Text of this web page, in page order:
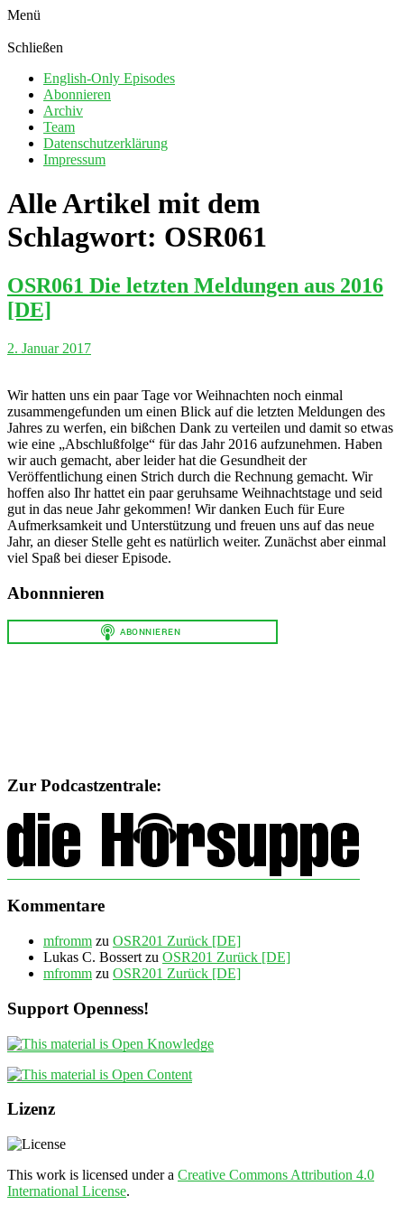
Menü
Schließen
English-Only Episodes
Abonnieren
Archiv
Team
Datenschutzerklärung
Impressum
Alle Artikel mit dem
Schlagwort: OSR061
OSR061 Die letzten Meldungen aus 2016
[DE]
2. Januar 2017
Wir hatten uns ein paar Tage vor Weihnachten noch einmal
zusammengefunden um einen Blick auf die letzten Meldungen des
Jahres zu werfen, ein bißchen Dank zu verteilen und damit so etwas
wie eine „Abschlußfolge“ für das Jahr 2016 aufzunehmen. Haben
wir auch gemacht, aber leider hat die Gesundheit der
Veröffentlichung einen Strich durch die Rechnung gemacht. Wir
hoffen also Ihr hattet ein paar geruhsame Weihnachtstage und seid
gut in das neue Jahr gekommen! Wir danken Euch für Eure
Aufmerksamkeit und Unterstützung und freuen uns auf das neue
Jahr, an dieser Stelle geht es natürlich weiter. Zunächst aber einmal
viel Spaß bei dieser Episode.
Abonnnieren
Zur Podcastzentrale:
Kommentare
mfromm zu OSR201 Zurück [DE]
Lukas C. Bossert zu OSR201 Zurück [DE]
mfromm zu OSR201 Zurück [DE]
Support Openness!
Lizenz
This work is licensed under a Creative Commons Attribution 4.0
International License.